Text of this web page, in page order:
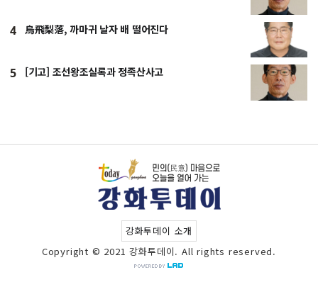
4 烏飛梨落, 까마귀 날자 배 떨어진다
5 [기고] 조선왕조실록과 정족산사고
강화투데이 소개
Copyright © 2021 강화투데이. All rights reserved.